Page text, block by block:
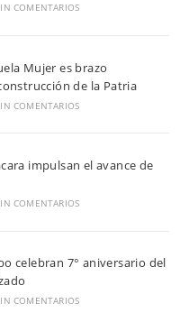
COMENTARIOS
Mujer es brazo
de la Patria
COMENTARIOS
impulsan el avance de
COMENTARIOS
celebran 7° aniversario del
COMENTARIOS